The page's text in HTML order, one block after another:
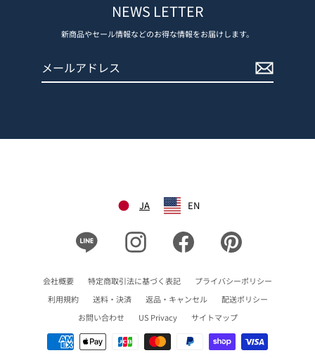
NEWS LETTER
新商品やセール情報などのお得な情報をお届けします。
JA EN
Instagram Facebook
会社概要 特定商取引法に基づく表記
プライバシーポリシー
利用規約
送料・決済 返品・キャンセル
配送ポリシー
お問い合わせ
US Privacy サイトマップ